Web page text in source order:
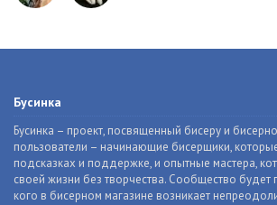
Бусинка
Бусинка – проект, посвященный бисеру и
пользователи – начинающие бисерщики,
подсказках и поддержке, и опытные мастера,
своей жизни без творчества. Сообщество будет
кого в бисерном магазине возникает